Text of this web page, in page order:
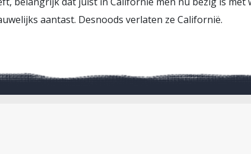
aantast. Desnoods verlaten ze Californië.